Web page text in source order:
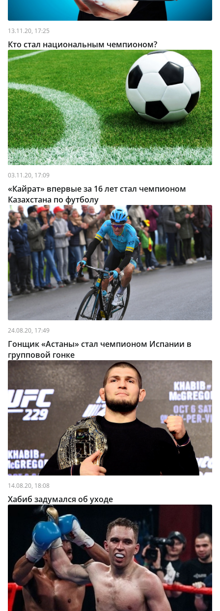
13.11.20, 17:25
Кто стал национальным чемпионом?
03.11.20, 17:09
«Кайрат» впервые за 16 лет стал чемпионом
Казахстана по футболу
24.08.20, 17:49
Гонщик «Астаны» стал чемпионом Испании в
групповой гонке
14.08.20, 18:08
Хабиб задумался об уходе